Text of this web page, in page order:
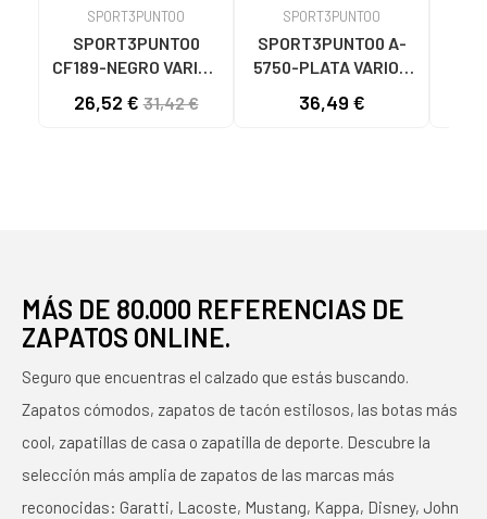
SPORT3PUNTO0
SPORT3PUNTO0
CF189-NEGRO VARIOS
26,52 €31,42 €
SPORT3PUNTO0
SPORT3PUNTO0 A-
5750-PLATA VARIOS
36,49 €
MÁS DE 80.000 REFERENCIAS DE
ZAPATOS ONLINE.
Seguro que encuentras el calzado que estás buscando.
Zapatos cómodos, zapatos de tacón estilosos, las botas más
cool, zapatillas de casa o zapatilla de deporte. Descubre la
selección más amplia de zapatos de las marcas más
reconocidas: Garatti, Lacoste, Mustang, Kappa, Disney, John